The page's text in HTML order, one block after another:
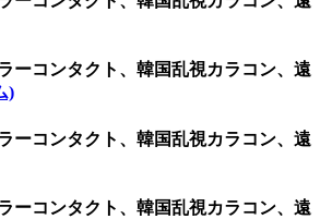
ーコンタクト、韓国乱視カラコン、遠
)
ーコンタクト、韓国乱視カラコン、遠
ーコンタクト、韓国乱視カラコン、遠